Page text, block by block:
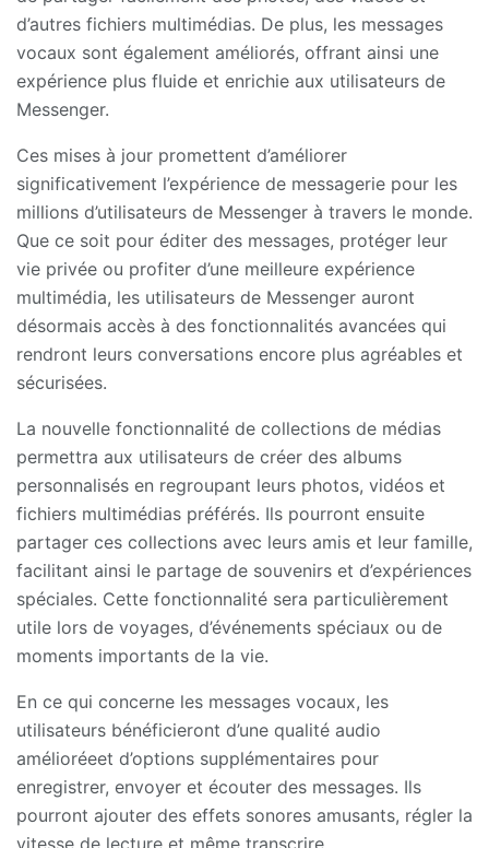
d’autres fichiers multimédias. De plus, les messages
vocaux sont également améliorés, offrant ainsi une
expérience plus fluide et enrichie aux utilisateurs de
Messenger.
Ces mises à jour promettent d’améliorer
significativement l’expérience de messagerie pour les
millions d’utilisateurs de Messenger à travers le monde.
Que ce soit pour éditer des messages, protéger leur
vie privée ou profiter d’une meilleure expérience
multimédia, les utilisateurs de Messenger auront
désormais accès à des fonctionnalités avancées qui
rendront leurs conversations encore plus agréables et
sécurisées.
La nouvelle fonctionnalité de collections de médias
permettra aux utilisateurs de créer des albums
personnalisés en regroupant leurs photos, vidéos et
fichiers multimédias préférés. Ils pourront ensuite
partager ces collections avec leurs amis et leur famille,
facilitant ainsi le partage de souvenirs et d’expériences
spéciales. Cette fonctionnalité sera particulièrement
utile lors de voyages, d’événements spéciaux ou de
moments importants de la vie.
En ce qui concerne les messages vocaux, les
utilisateurs bénéficieront d’une qualité audio
amélioréeet d’options supplémentaires pour
enregistrer, envoyer et écouter des messages. Ils
pourront ajouter des effets sonores amusants, régler la